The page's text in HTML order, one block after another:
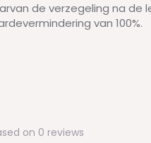
de verzegeling na de
van 100%.
on 0 reviews